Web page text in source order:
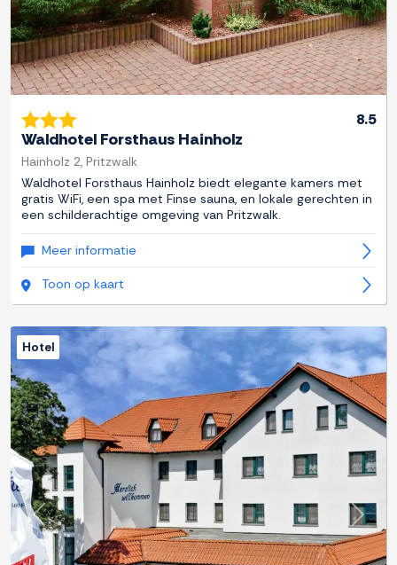
8.5
Waldhotel Forsthaus Hainholz
Hainholz 2, Pritzwalk
Waldhotel Forsthaus Hainholz biedt elegante kamers met
gratis WiFi, een spa met Finse sauna, en lokale gerechten in
een schilderachtige omgeving van Pritzwalk.
Meer informatie
Toon op kaart
Previous Next
Hotel